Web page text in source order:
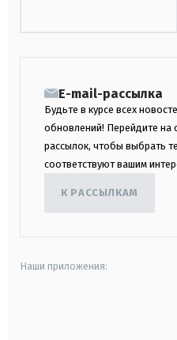
E-mail-рассылка
Будьте в курсе всех
обновлений! Перейдите на
рассылок, чтобы выбрать
соответствуют вашим
К РАССЫЛКАМ
Наши приложения: